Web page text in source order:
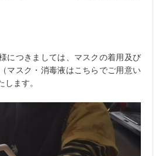
につきましては、マスクの着用及び
マスク・消毒液はこちらでご用意い
ます。